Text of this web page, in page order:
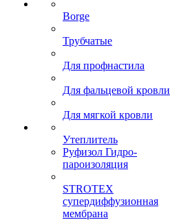
Borge
Трубчатые
Для профнастила
Для фальцевой кровли
Для мягкой кровли
Утеплитель
Руфизол Гидро-
пароизоляция
STROTEX
супердиффузионная
мембрана